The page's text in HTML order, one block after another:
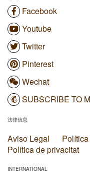
Facebook
Youtube
Twitter
Pinterest
Wechat
SUBSCRIBE TO
法律信息
Aviso Legal
Política de privacitat
INTERNATIONAL